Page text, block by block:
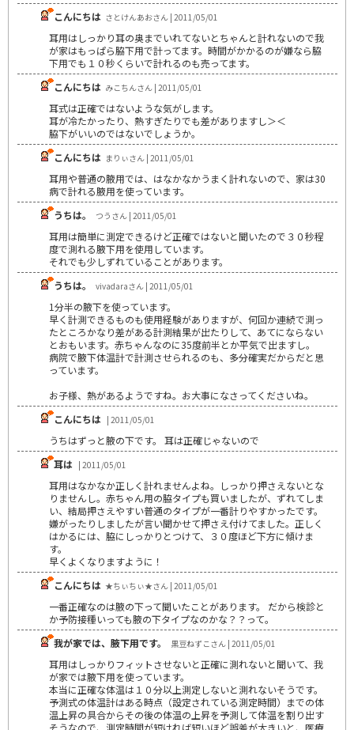
こんにちは さとけんあおさん | 2011/05/01
耳用はしっかり耳の奥までいれてないとちゃんと計れないので我
が家はもっぱら脇下用で計ってます。時間がかかるのが嫌なら脇
下用でも１０秒くらいで計れるのも売ってます。
こんにちは みこちんさん | 2011/05/01
耳式は正確ではないような気がします。
耳が冷たかったり、熱すぎたりでも差がありますし＞＜
脇下がいいのではないでしょうか。
こんにちは まりぃさん | 2011/05/01
耳用や普通の腋用では、はなかなかうまく計れないので、家は30
病で計れる腋用を使っています。
うちは。
つうさん | 2011/05/01
耳用は簡単に測定できるけど正確ではないと聞いたので３０秒程
度で測れる腋下用を使用しています。
それでも少しずれていることがあります。
うちは。
vivadaraさん | 2011/05/01
1分半の腋下を使っています。
早く計測できるものも使用経験がありますが、何回か連続で測っ
たところかなり差がある計測結果が出たりして、あてにならない
とおもいます。赤ちゃんなのに35度前半とか平気で出ますし。
病院で腋下体温計で計測させられるのも、多分確実だからだと思
っています。
お子様、熱があるようですね。お大事になさってくださいね。
こんにちは | 2011/05/01
うちはずっと腋の下です。 耳は正確じゃないので
耳は | 2011/05/01
耳用はなかなか正しく計れませんよね。しっかり押さえないとな
りませんし。赤ちゃん用の脇タイプも買いましたが、ずれてしま
い、結局押さえやすい普通のタイプが一番計りやすかったです。
嫌がったりしましたが言い聞かせて押さえ付けてました。正しく
はかるには、脇にしっかりとつけて、３０度ほど下方に傾けま
す。
早くよくなりますように！
こんにちは ★ちぃちぃ★さん | 2011/05/01
一番正確なのは腋の下って聞いたことがあります。 だから検診と
か予防接種いっても腋の下タイプなのかな？？って。
我が家では、腋下用です。
黒豆ねずこさん | 2011/05/01
耳用はしっかりフィットさせないと正確に測れないと聞いて、我
が家では腋下用を使っています。
本当に正確な体温は１０分以上測定しないと測れないそうです。
予測式の体温計はある時点（設定されている測定時間）までの体
温上昇の具合からその後の体温の上昇を予測して体温を割り出す
そうなので、測定時間が短ければ短いほど誤差が大きいと、医療